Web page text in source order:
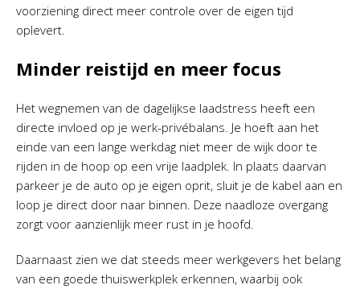
voorziening direct meer controle over de eigen tijd
oplevert.
Minder reistijd en meer focus
Het wegnemen van de dagelijkse laadstress heeft een
directe invloed op je werk-privébalans. Je hoeft aan het
einde van een lange werkdag niet meer de wijk door te
rijden in de hoop op een vrije laadplek. In plaats daarvan
parkeer je de auto op je eigen oprit, sluit je de kabel aan en
loop je direct door naar binnen. Deze naadloze overgang
zorgt voor aanzienlijk meer rust in je hoofd.
Daarnaast zien we dat steeds meer werkgevers het belang
van een goede thuiswerkplek erkennen, waarbij ook